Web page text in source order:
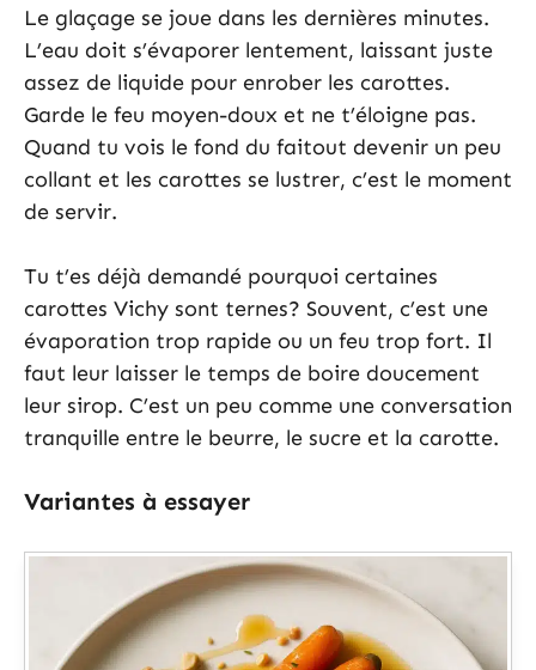
Le glaçage se joue dans les dernières minutes.
L’eau doit s’évaporer lentement, laissant juste
assez de liquide pour enrober les carottes.
Garde le feu moyen-doux et ne t’éloigne pas.
Quand tu vois le fond du faitout devenir un peu
collant et les carottes se lustrer, c’est le moment
de servir.
Tu t’es déjà demandé pourquoi certaines
carottes Vichy sont ternes? Souvent, c’est une
évaporation trop rapide ou un feu trop fort. Il
faut leur laisser le temps de boire doucement
leur sirop. C’est un peu comme une conversation
tranquille entre le beurre, le sucre et la carotte.
Variantes à essayer